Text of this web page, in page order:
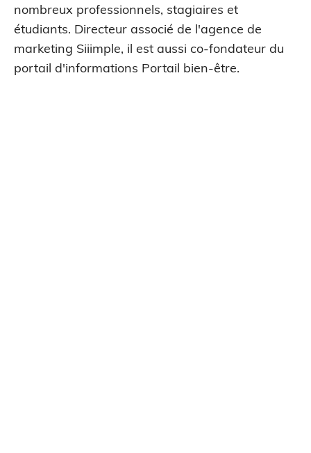
nombreux professionnels, stagiaires et
étudiants. Directeur associé de l'agence de
marketing Siiimple, il est aussi co-fondateur du
portail d'informations Portail bien-être.